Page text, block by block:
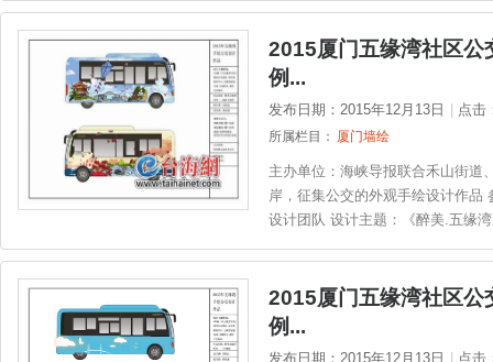
2015厦门五缘湾社区公
例...
发布日期：2015年12月13日 点击
所属栏目： 厦门墙绘
主办单位：海峡导报联合禾山街道
岸，征集公交的外观手绘设计作品
设计团队 设计主题：《醉美.五缘
2015厦门五缘湾社区公
例...
发布日期：2015年12月13日 点击